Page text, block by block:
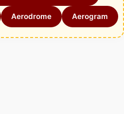
Aerodrome Aerogram